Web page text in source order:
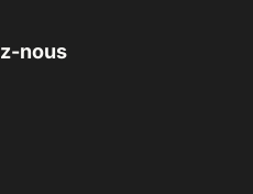
nous